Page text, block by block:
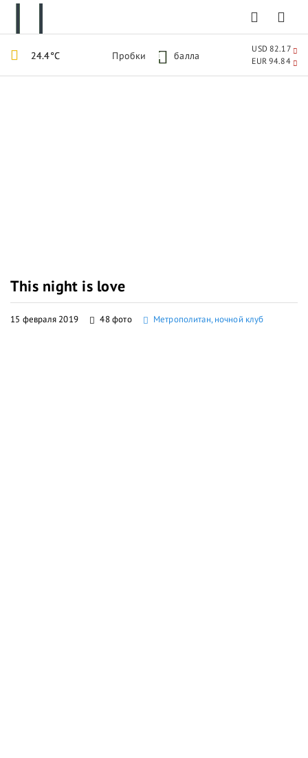
This night is love
15 февраля 2019 48 фото Метрополитан, ночной клуб
24.4°C Пробки 1 балла
USD 82.17
EUR 94.84